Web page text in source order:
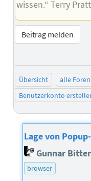
wissen.“ Terry
Beitrag melden
Übersicht alle Foren
Benutzerkonto
Lage von
Gunnar
browser